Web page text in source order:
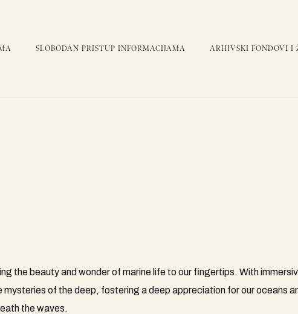
SLOBODAN PRISTUP INFORMACIJAMA ARHIVSKI FONDOVI I
the beauty and wonder of marine life to our fingertips. With
of the deep, fostering a deep appreciation for our oceans
the waves.